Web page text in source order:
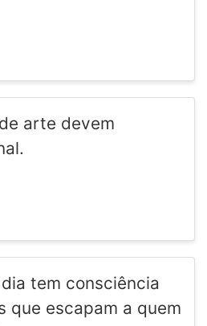
arte devem
tem consciência
que escapam a quem